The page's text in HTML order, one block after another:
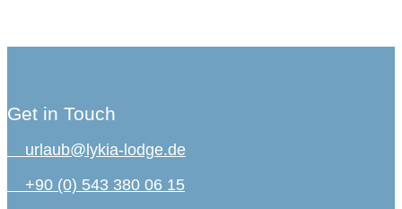
Get in Touch
urlaub@lykia-lodge.de
+90 (0) 543 380 06 15